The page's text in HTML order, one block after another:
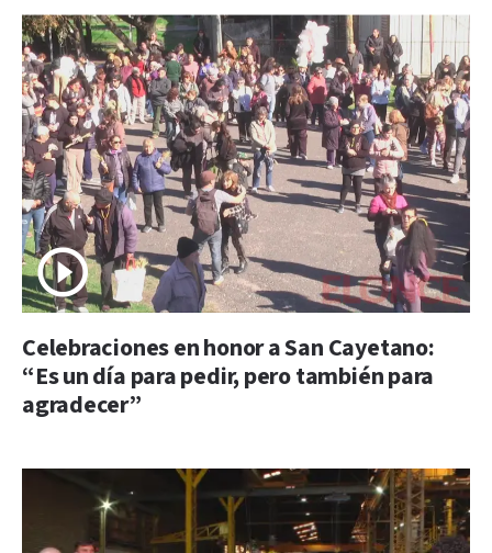
Celebraciones en honor a San Cayetano:
“Es un día para pedir, pero también para
agradecer”